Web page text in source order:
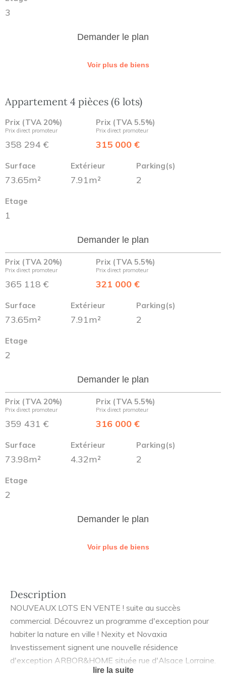
3
Demander le plan
Voir plus de biens
Appartement 4 pièces (6 lots)
Prix (TVA 20%)
Prix direct promoteur
358 294 €
Prix (TVA 5.5%)
Prix direct promoteur
315 000 €
Surface
73.65m²
Extérieur
7.91m²
Parking(s)
2
Etage
1
Demander le plan
Prix (TVA 20%)
Prix direct promoteur
365 118 €
Prix (TVA 5.5%)
Prix direct promoteur
321 000 €
Surface
73.65m²
Extérieur
7.91m²
Parking(s)
2
Etage
2
Demander le plan
Prix (TVA 20%)
Prix direct promoteur
359 431 €
Prix (TVA 5.5%)
Prix direct promoteur
316 000 €
Surface
73.98m²
Extérieur
4.32m²
Parking(s)
2
Etage
2
Demander le plan
Voir plus de biens
Description
NOUVEAUX LOTS EN VENTE ! suite au succès
commercial. Découvrez un programme d'exception pour
habiter la nature en ville ! Nexity et Novaxia
Investissement signent une nouvelle résidence
d'exception ARBOR&HOME située rue d'Alsace Lorraine.
Ce véritable écrin de verdure à l'architecture élégante,
lire la suite